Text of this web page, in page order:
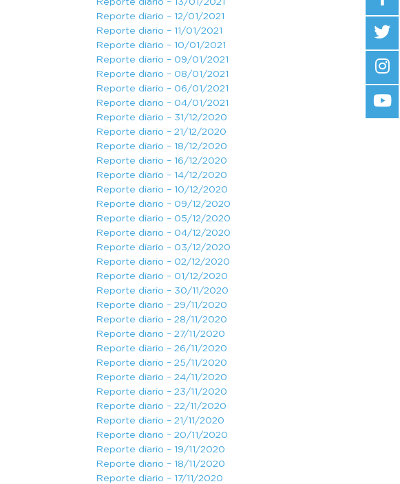
Reporte diario – 13/01/2021
Reporte diario – 12/01/2021
Reporte diario – 11/01/2021
Reporte diario – 10/01/2021
Reporte diario – 09/01/2021
Reporte diario – 08/01/2021
Reporte diario – 06/01/2021
Reporte diario – 04/01/2021
Reporte diario – 31/12/2020
Reporte diario – 21/12/2020
Reporte diario – 18/12/2020
Reporte diario – 16/12/2020
Reporte diario – 14/12/2020
Reporte diario – 10/12/2020
Reporte diario – 09/12/2020
Reporte diario – 05/12/2020
Reporte diario – 04/12/2020
Reporte diario – 03/12/2020
Reporte diario – 02/12/2020
Reporte diario – 01/12/2020
Reporte diario – 30/11/2020
Reporte diario – 29/11/2020
Reporte diario – 28/11/2020
Reporte diario – 27/11/2020
Reporte diario – 26/11/2020
Reporte diario – 25/11/2020
Reporte diario – 24/11/2020
Reporte diario – 23/11/2020
Reporte diario – 22/11/2020
Reporte diario – 21/11/2020
Reporte diario – 20/11/2020
Reporte diario – 19/11/2020
Reporte diario – 18/11/2020
Reporte diario – 17/11/2020